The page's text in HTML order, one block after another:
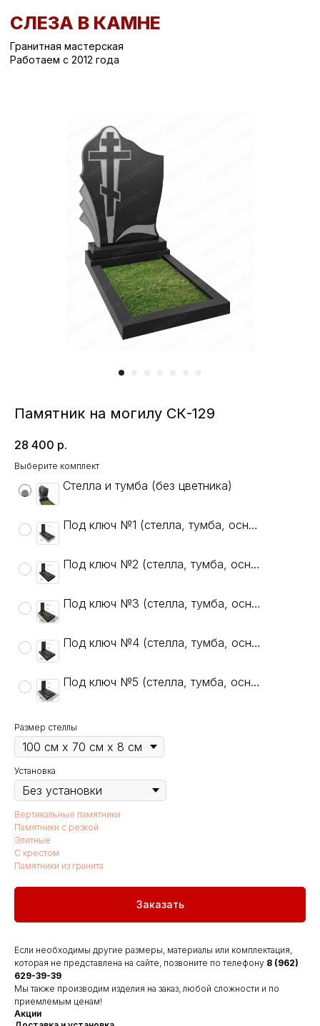
СЛЕЗА В КАМНЕ
Работаем с 2012 года
Вернуться назад / Вертикальные памятники на могилу
Памятник на могилу СК-129
Памятник на могилу СК-129
28 400 р.
Выберите комплект
Стелла и тумба (без цветника)
Под ключ №1 (стелла, тумба, основание, цветник, гравировка: ФИО, даты, крест, 1 портрет)
Под ключ №2 (стелла, тумба, основание+, цветник, гравировка: ФИО, даты, крест, 1 портрет)
Под ключ №3 (стелла, тумба, основание+, цветник, тротуарная плитка, гравировка: ФИО, даты, крест, 1 портрет)
Под ключ №4 (стелла, тумба, основание+, цветник, гравировка: ФИО, даты, крест, 1 портрет)
Под ключ №5 (стелла, тумба, основание+, цветник, тротуарная плитка, гравировка: ФИО, даты, крест, 1 портрет)
Размер стеллы
Установка
Вертикальные памятники
Памятники с резкой
Элитные
С крестом
Памятники из гранита
Заказать
Если необходимы другие размеры, материалы или комплектация,
которая не представлена на сайте, позвоните по телефону 8 (962)
629-39-39
Мы также производим изделия на заказ, любой сложности и по
приемлемым ценам!
Акции